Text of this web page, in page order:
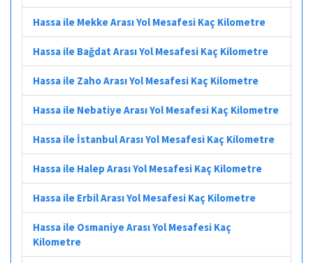
Hassa ile Mekke Arası Yol Mesafesi Kaç Kilometre
Hassa ile Bağdat Arası Yol Mesafesi Kaç Kilometre
Hassa ile Zaho Arası Yol Mesafesi Kaç Kilometre
Hassa ile Nebatiye Arası Yol Mesafesi Kaç Kilometre
Hassa ile İstanbul Arası Yol Mesafesi Kaç Kilometre
Hassa ile Halep Arası Yol Mesafesi Kaç Kilometre
Hassa ile Erbil Arası Yol Mesafesi Kaç Kilometre
Hassa ile Osmaniye Arası Yol Mesafesi Kaç
Kilometre